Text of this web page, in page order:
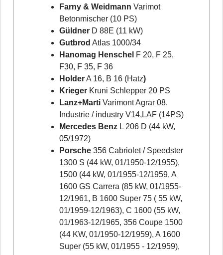
Farny & Weidmann Varimot
Betonmischer (10 PS)
Güldner D 88E (11 kW)
Gutbrod Atlas 1000/34
Hanomag Henschel F 20, F 25,
F30, F 35, F 36
HolderA 16, B 16 (Hatz)
Krieger Kruni Schlepper 20 PS
Lanz+Marti Varimont Agrar 08,
Industrie / industry V14,LAF (14PS)
Mercedes Benz L 206 D (44 kW,
05/1972)
Porsche 356 Cabriolet / Speedster
1300 S (44 kW, 01/1950-12/1955),
1500 (44 kW, 01/1955-12/1959, A
1600 GS Carrera (85 kW, 01/1955-
12/1961, B 1600 Super 75 ( 55 kW,
01/1959-12/1963), C 1600 (55 kW,
01/1963-12/1965, 356 Coupe 1500
(44 KW, 01/1950-12/1959), A 1600
Super (55 kW, 01/1955 - 12/1959),